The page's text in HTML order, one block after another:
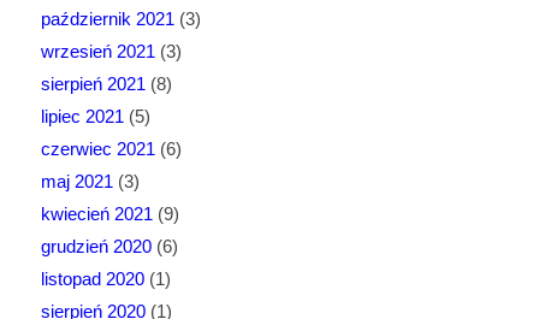
październik 2021 (3)
wrzesień 2021 (3)
sierpień 2021 (8)
lipiec 2021 (5)
czerwiec 2021 (6)
maj 2021 (3)
kwiecień 2021 (9)
grudzień 2020(6)
listopad 2020(1)
sierpień 2020(1)